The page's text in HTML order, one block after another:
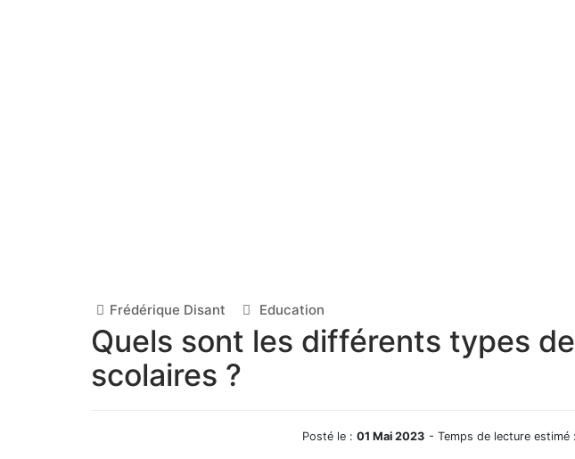
Frédérique Disant Education
Quels sont les différents types
scolaires ?
Posté le : 01 Mai 2023 - Temps de lecture estimé :